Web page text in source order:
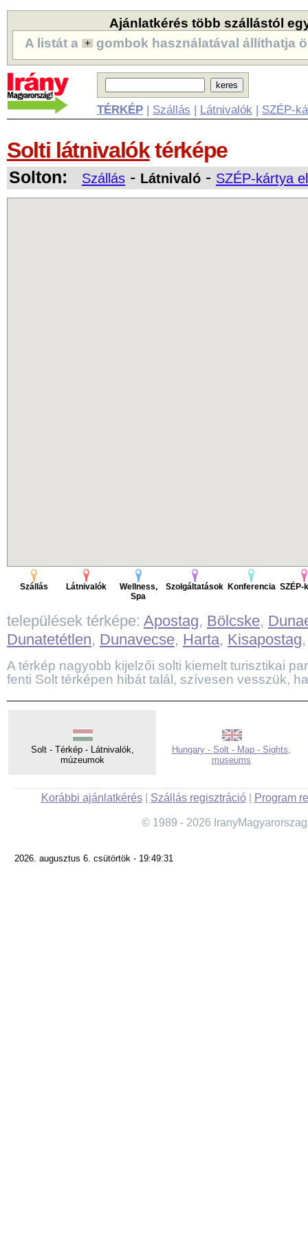
Ajánlatkérés több szállástól
A listát a
gombok használatával állíthatja
TÉRKÉP| Szállás | Látnivalók | SZÉP-
Solti látnivalóktérképe
Solton: Szállás - Látnivaló - SZÉP-kártya
Szállás Látnivalók
Wellness,
Spa
Szolgáltatások Konferencia SZÉP-
települések térképe: Apostag, Bölcske,
Dunatetétlen, Dunavecse, Harta, Kisapostag
A térkép nagyobb kijelzői solti kiemelt turisztikai
fenti Solt térképen hibát talál, szívesen vesszük,
Solt - Térkép - Látnivalók,
múzeumok
Hungary - Solt - Map - Sights,
museums
Korábbi ajánlatkérés| Szállás regisztráció| Program
© 1989 - 2026
2026. augusztus 6. csütörtök - 19:49:31